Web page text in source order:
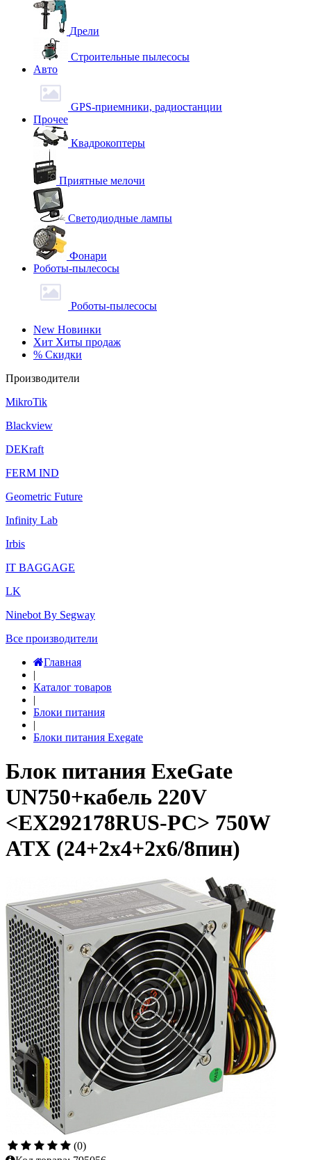
Дрели
Строительные пылесосы
Авто
GPS-приемники, радиостанции
Прочее
Квадрокоптеры
Приятные мелочи
Светодиодные лампы
Фонари
Роботы-пылесосы
Роботы-пылесосы
New Новинки
Хит Хиты продаж
% Скидки
Производители
MikroTik
Blackview
DEKraft
FERM IND
Geometric Future
Infinity Lab
Irbis
IT BAGGAGE
LK
Ninebot By Segway
Все производители
Главная
|
Каталог товаров
|
Блоки питания
|
Блоки питания Exegate
Блок питания ExeGate
UN750+кабель 220V
<EX292178RUS-PC> 750W
ATX (24+2x4+2x6/8пин)
(0)